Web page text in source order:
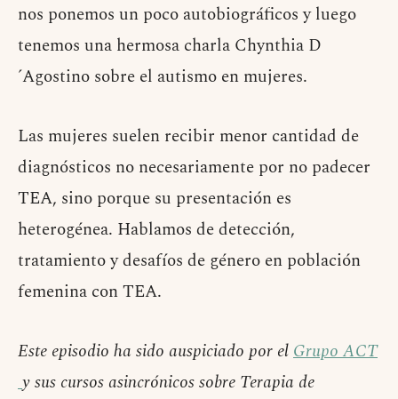
nos ponemos un poco autobiográficos y luego
tenemos una hermosa charla Chynthia D
´Agostino sobre el autismo en mujeres.
Las mujeres suelen recibir menor cantidad de
diagnósticos no necesariamente por no padecer
TEA, sino porque su presentación es
heterogénea. Hablamos de detección,
tratamiento y desafíos de género en población
femenina con TEA.
Este episodio ha sido auspiciado por elGrupo ACT
y sus cursos asincrónicos sobre Terapia de